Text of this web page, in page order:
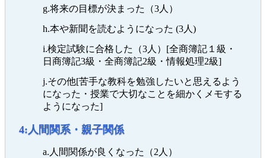
g.将来の目標が決まった（3人）
h.本や新聞を読むようになった (3人)
i.検定試験に合格した（3人）[全商簿記１級・
日商簿記3級・全商簿記2級・情報処理2級]
j.その他[苦手な教科を勉強したいと思えるよう
になった・授業で大切なことを細かくメモする
ようになった]
4:人間関系・親子関係
a.人間関係が良くなった（2人）